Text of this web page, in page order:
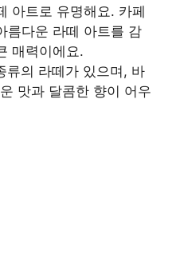
아트로 유명해요. 카페
름다운 라떼 아트를 감
매력이에요.
류의 라떼가 있으며, 바
맛과 달콤한 향이 어우